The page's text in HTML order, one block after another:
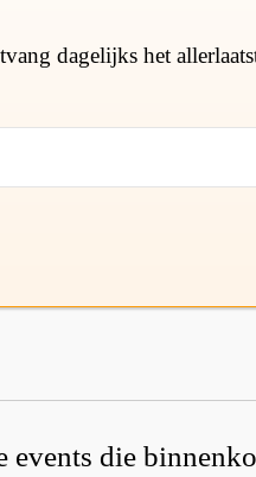
dagelijks het
die